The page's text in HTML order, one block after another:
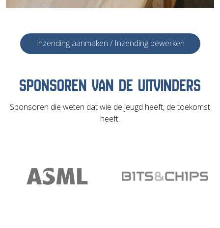
Inzending aanmaken / Inzending bewerken
SPONSOREN VAN DE UITVINDERS
Sponsoren die weten dat wie de jeugd heeft, de toekomst
heeft.